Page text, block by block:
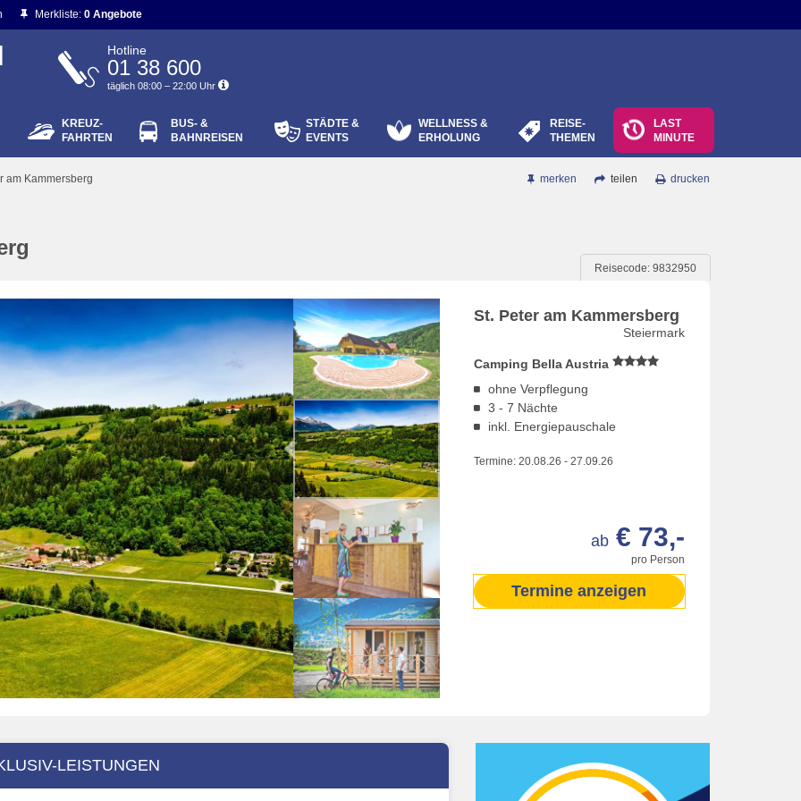
vergessen?
Merkliste: 0 Angebote
Hotline
01 38 600
täglich 08:00 – 22:00 Uhr
KREUZ-
FAHRTEN
BUS- &
BAHNREISEN
STÄDTE &
EVENTS
WELLNESS &
ERHOLUNG
REISE-
THEMEN
LAST
MINUTE
am Kammersberg drucken
teilen
merken
Reisecode: 9832950
St. Peter am Kammersberg
Steiermark
Camping Bella Austria
ohne Verpflegung
3 - 7 Nächte
inkl. Energiepauschale
Termine: 20.08.26 - 27.09.26
pro Person
ab € 73,-
Termine anzeigen
LEISTUNGEN